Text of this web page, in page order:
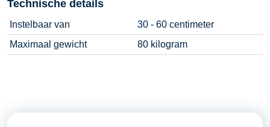
Technische details
Instelbaar van
30 - 60 centimeter
Maximaal gewicht
80 kilogram